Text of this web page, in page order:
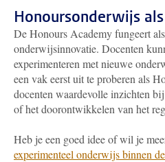
Honoursonderwijs
De Honours Academy fungeert
onderwijsinnovatie. Docenten
experimenteren met nieuwe
een vak eerst uit te proberen als
docenten waardevolle inzichten
of het doorontwikkelen van het
Heb je een goed idee of wil je
experimenteel onderwijs binnen